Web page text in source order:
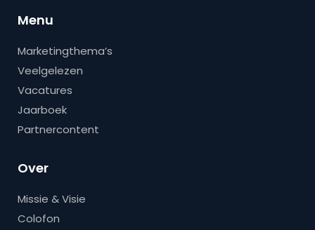
Menu
Marketingthema’s
Veelgelezen
Vacatures
Jaarboek
Partnercontent
Over
Missie & Visie
Colofon